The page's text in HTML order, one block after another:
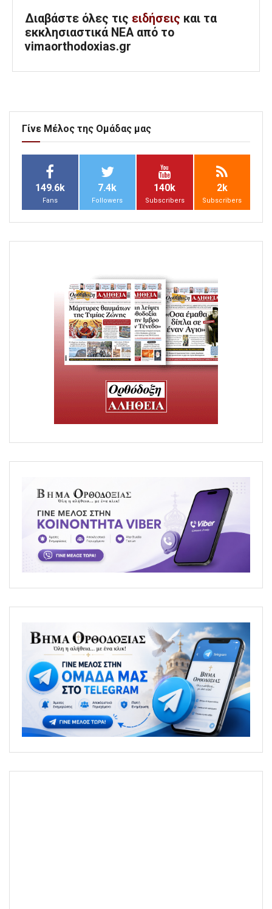
Διαβάστε όλες τις ειδήσεις και τα
εκκλησιαστικά ΝΕΑ από το
vimaorthodoxias.gr
Γίνε Μέλος της Ομάδας μας
149.6k
Fans
7.4k
Followers
140k
Subscribers
2k
Subscribers